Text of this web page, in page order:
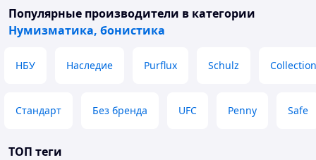
Популярные производители в категории
Нумизматика, бонистика
НБУ Наследие Purflux Schulz Collection
Стандарт Без бренда UFC Penny Safe
ТОП теги